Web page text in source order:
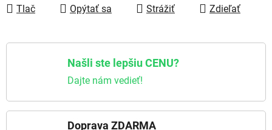
Tlač Opýtať sa Strážiť Zdieľať
Našli ste lepšiu CENU?
Dajte nám vedieť!
Doprava ZDARMA